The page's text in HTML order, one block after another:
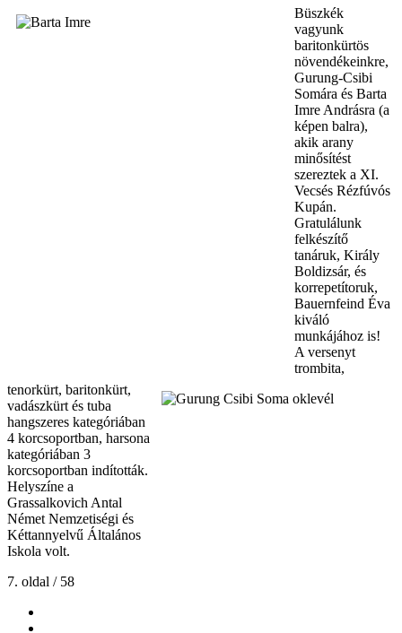
Büszkék
vagyunk
baritonkürtös
növendékeinkre,
Gurung-Csibi
Somára és Barta
Imre Andrásra (a
képen balra),
akik arany
minősítést
szereztek a XI.
Vecsés Rézfúvós
Kupán.
Gratulálunk
felkészítő
tanáruk, Király
Boldizsár, és
korrepetítoruk,
Bauernfeind Éva
kiváló
munkájához is!
A versenyt
trombita,
tenorkürt, baritonkürt,
vadászkürt és tuba
hangszeres kategóriában
4 korcsoportban, harsona
kategóriában 3
korcsoportban indították.
Helyszíne a
Grassalkovich Antal
Német Nemzetiségi és
Kéttannyelvű Általános
Iskola volt.
7. oldal / 58